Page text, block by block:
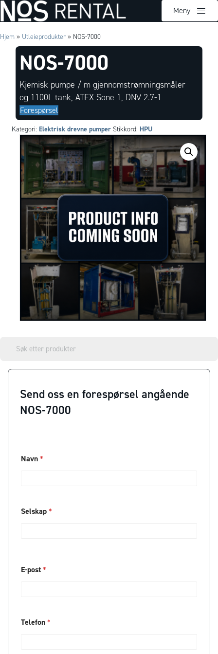
Meny
Hjem » Utleieprodukter » NOS-7000
NOS-7000
Kjemisk pumpe / m gjennomstrømningsmåler
og 1100L tank, ATEX Sone 1, DNV 2.7-1
Forespørsel
Kategori: Elektrisk drevne pumper Stikkord: HPU
Send oss en forespørsel angående
NOS-7000
Navn *
Selskap *
a
p
o
E-post *
Telefon *